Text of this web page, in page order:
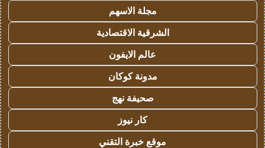
مجلة الاسهم
الشرقية الاقتصادية
عالم الايفون
مدونة كوكان
صحيفة نهج
كار نيوز
موقع خبرة التقني